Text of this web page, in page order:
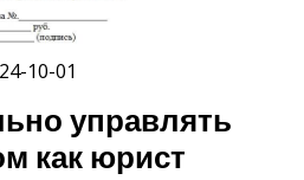
10-01
управлять
как юрист